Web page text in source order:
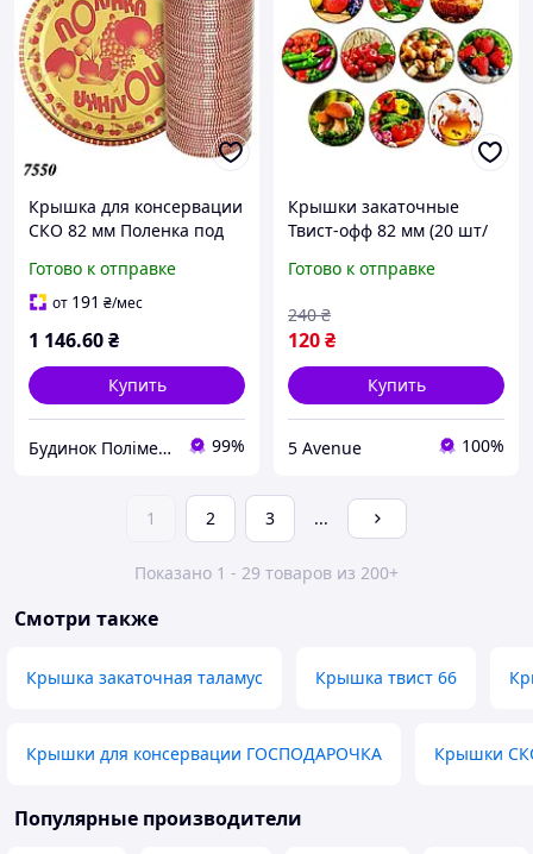
Крышка для консервации
СКО 82 мм Поленка под
Готово к отправке
от 191 ₴/мес
1 146.60₴
Купить
Будинок Полімерів 99%
Крышки закаточные
Твист-офф 82 мм (20 шт/
консервации банок с
Полинка
Готово к отправке
120₴
240 ₴
Купить
5 Avenue 100%
1 2 3 ...
Показано 1 - 29 товаров из 200+
Смотри также
Крышка закаточная таламус Крышка твист 66
Крышки для консервации ГОСПОДАРОЧКА Крышки
Популярные производители